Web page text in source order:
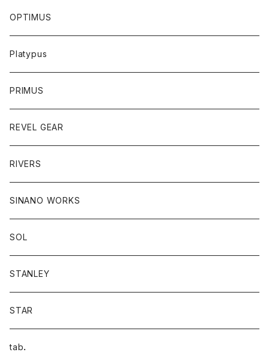
OPTIMUS
Platypus
PRIMUS
REVEL GEAR
RIVERS
SINANO WORKS
SOL
STANLEY
STAR
tab．